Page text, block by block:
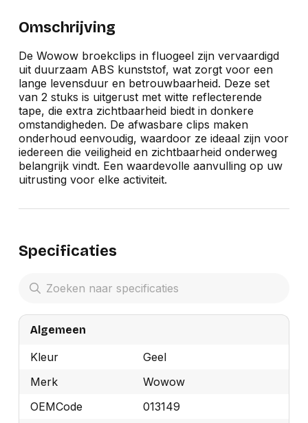
Omschrijving
De Wowow broekclips in fluogeel zijn vervaardigd
uit duurzaam ABS kunststof, wat zorgt voor een
lange levensduur en betrouwbaarheid. Deze set
van 2 stuks is uitgerust met witte reflecterende
tape, die extra zichtbaarheid biedt in donkere
omstandigheden. De afwasbare clips maken
onderhoud eenvoudig, waardoor ze ideaal zijn voor
iedereen die veiligheid en zichtbaarheid onderweg
belangrijk vindt. Een waardevolle aanvulling op uw
uitrusting voor elke activiteit.
Specificaties
Algemeen
Kleur
Geel
Merk
Wowow
OEMCode
013149